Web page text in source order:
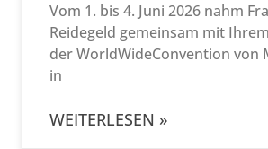
Vom 1. bis 4. Juni 2026 nahm
Reidegeld gemeinsam mit
der WorldWideConvention von
in
WEITERLESEN »